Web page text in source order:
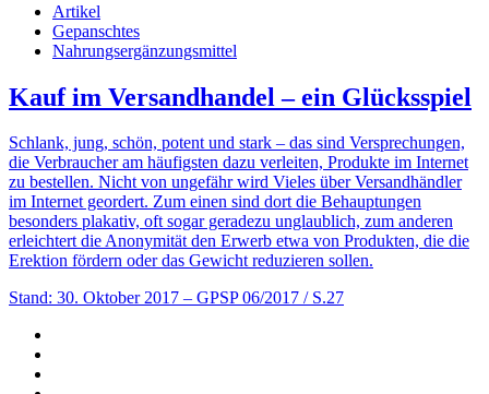
Artikel
Gepanschtes
Nahrungsergänzungsmittel
Kauf im Versandhandel – ein Glücksspiel
Schlank, jung, schön, potent und stark – das sind Versprechungen,
die Verbraucher am häufigsten dazu verleiten, Produkte im Internet
zu bestellen. Nicht von ungefähr wird Vieles über Versandhändler
im Internet geordert. Zum einen sind dort die Behauptungen
besonders plakativ, oft sogar geradezu unglaublich, zum anderen
erleichtert die Anonymität den Erwerb etwa von Produkten, die die
Erektion fördern oder das Gewicht reduzieren sollen.
Stand: 30. Oktober 2017 – GPSP 06/2017 / S.27